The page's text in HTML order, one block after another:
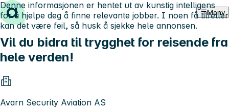
Hopp til innhold Meny
Vil du bidra til trygghet for reisende fra
hele verden!
Avarn Security Aviation AS
Denne informasjonen er hentet ut av kunstig intelligens
for å hjelpe deg å finne relevante jobber. I noen få tilfeller
kan det være feil, så husk å sjekke hele annonsen.